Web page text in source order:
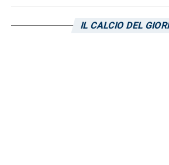
già dalla sera precedente.
prime pagine deiQuotidiani
IL CALCIO DEL